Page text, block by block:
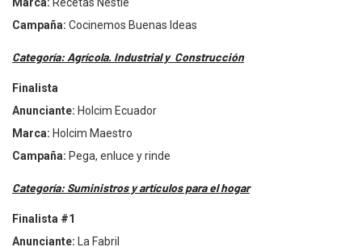
Campaña: Cocinemos Buenas Ideas
Categoría: Agrícola. Industrial y Construcción
Finalista
Anunciante: Holcim Ecuador
Marca: Holcim Maestro
Campaña: Pega, enluce y rinde
Categoría: Suministros y artículos para el hogar
Finalista #1
Anunciante: La Fabril